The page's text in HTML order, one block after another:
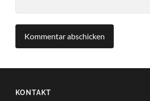
KONTAKT